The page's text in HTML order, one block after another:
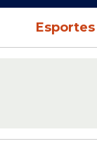
Esportes